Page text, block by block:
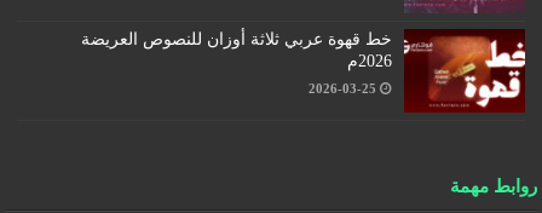
خط قهوة عربي ثلاثة أوزان للنصوص العريضة
2026م
2026-03-25
روابط مهمة